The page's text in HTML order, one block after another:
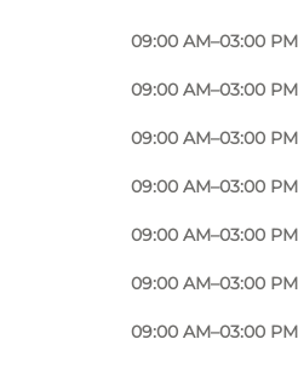
09:00 AM–03:00 PM
09:00 AM–03:00 PM
09:00 AM–03:00 PM
09:00 AM–03:00 PM
09:00 AM–03:00 PM
09:00 AM–03:00 PM
09:00 AM–03:00 PM